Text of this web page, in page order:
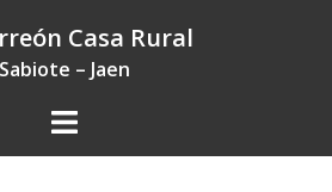
Casa Rural
Sabiote – Jaen